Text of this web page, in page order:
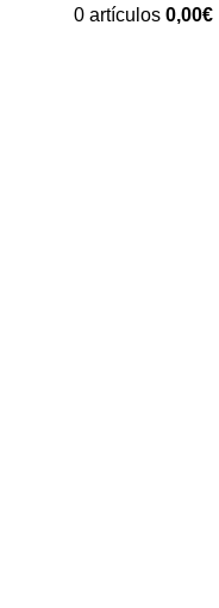
0 artículos 0,00€